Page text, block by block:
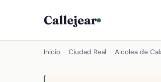
Callejear
Inicio Ciudad Real Alcolea de